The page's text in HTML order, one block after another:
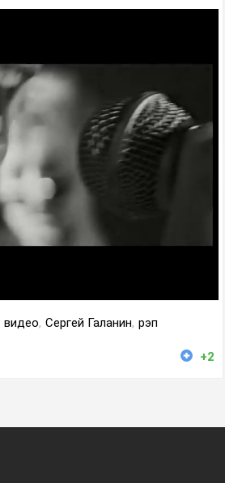
видео, Сергей Галанин, рэп
+2